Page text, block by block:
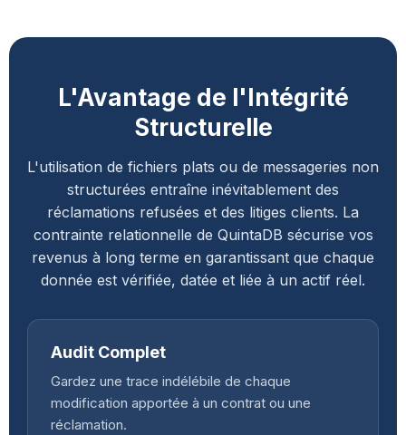
L'Avantage de l'Intégrité
Structurelle
L'utilisation de fichiers plats ou de messageries non
structurées entraîne inévitablement des
réclamations refusées et des litiges clients. La
contrainte relationnelle de QuintaDB sécurise vos
revenus à long terme en garantissant que chaque
donnée est vérifiée, datée et liée à un actif réel.
Audit Complet
Gardez une trace indélébile de chaque
modification apportée à un contrat ou une
réclamation.